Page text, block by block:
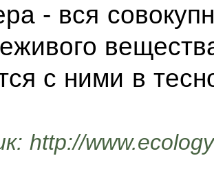
- вся
с ними в
http://